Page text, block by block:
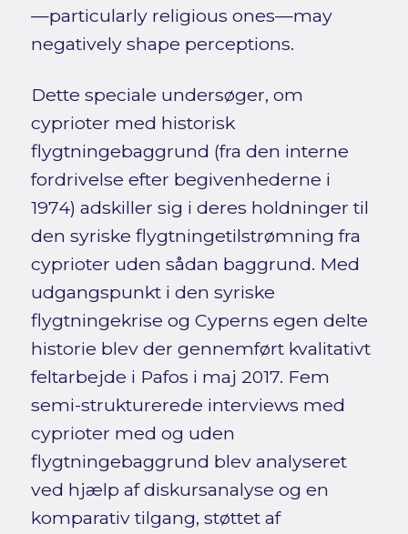
—particularly religious ones—may
negatively shape perceptions.
Dette speciale undersøger, om
cyprioter med historisk
flygtningebaggrund (fra den interne
fordrivelse efter begivenhederne i
1974) adskiller sig i deres holdninger til
den syriske flygtningetilstrømning fra
cyprioter uden sådan baggrund. Med
udgangspunkt i den syriske
flygtningekrise og Cyperns egen delte
historie blev der gennemført kvalitativt
feltarbejde i Pafos i maj 2017. Fem
semi-strukturerede interviews med
cyprioter med og uden
flygtningebaggrund blev analyseret
ved hjælp af diskursanalyse og en
komparativ tilgang, støttet af